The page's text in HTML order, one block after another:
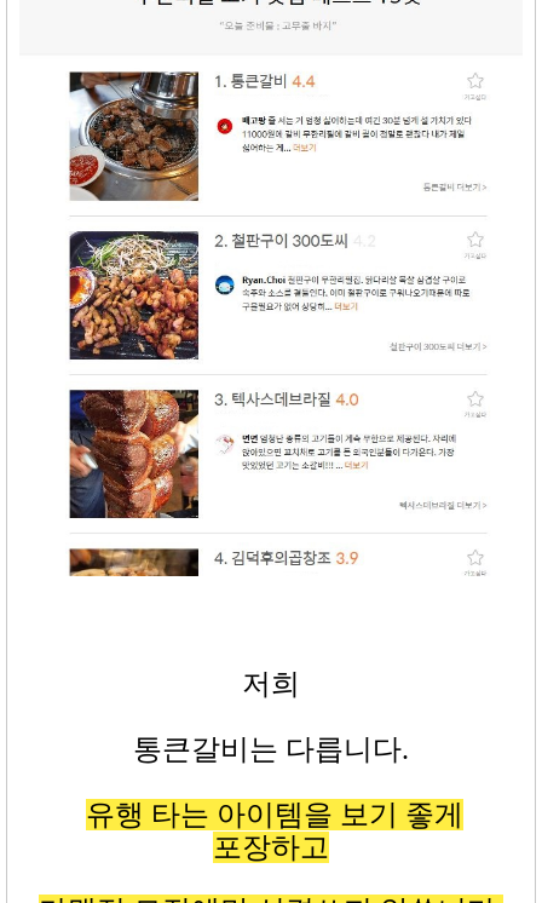
저희
통큰갈비는 다릅니다.
유행 타는 아이템을 보기 좋게
포장하고